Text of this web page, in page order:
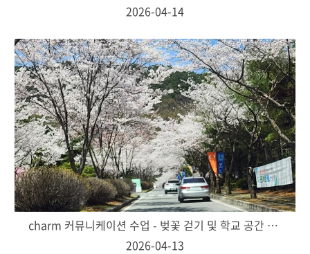
2026-04-14
charm 커뮤니케이션 수업 - 벚꽃 걷기 및 학교 공간 찾기
2026-04-13